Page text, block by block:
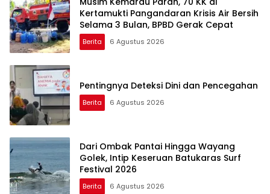
Kertamukti Pangandaran Krisis Air Bersih
Selama 3 Bulan, BPBD Gerak Cepat
Berita 6 Agustus 2026
Pentingnya Deteksi Dini dan Pencegahan
Berita 6 Agustus 2026
Dari Ombak Pantai Hingga Wayang
Golek, Intip Keseruan Batukaras Surf
Festival 2026
Berita 6 Agustus 2026